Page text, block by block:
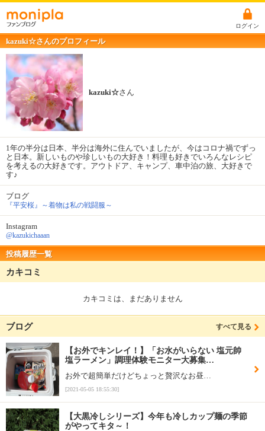
ログイン
kazuki☆さんのプロフィール
kazuki☆さん
1年の半分は日本、半分は海外に住んでいましたが、今はコロナ禍でずっ
と日本。新しいものや珍しいもの大好き！料理も好きでいろんなレシピ
を考えるの大好きです。アウトドア、キャンプ、車中泊の旅、大好きで
す♪
ブログ
『平安桜』～着物は私の戦闘服～
Instagram
@kazukichaaan
投稿履歴一覧
カキコミ
カキコミは、まだありません
ブログ すべて見る
【お外でキンレイ！】「お水がいらない 塩元帥
塩ラーメン」調理体験モニター大募集…
お外で超簡単だけどちょっと贅沢なお昼…
[2021-05-05 18:55:30]
【大黒冷しシリーズ】今年も冷しカップ麺の季節
がやってキタ～！